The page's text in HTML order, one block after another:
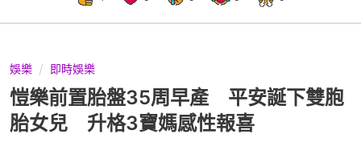
娛樂 即時娛樂
愷樂前置胎盤35周早產 平安誕下雙胞
胎女兒 升格3寶媽感性報喜